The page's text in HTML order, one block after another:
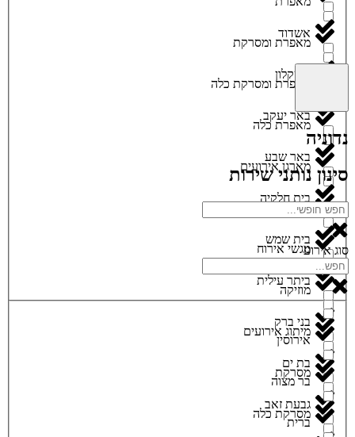
מאפרת ומסרקת
מאפרת ומסרקת כלה
מאפרת כלה
מארגן אירועים
מגנטים
מגשי אירוח
מוזיקה
מיתוג אירועים
מסרקת
מסרקת כלה
אשדוד
אשקלון
באר יעקב
באר שבע
בית חלקיה
בית שמש
ביתר עילית
בני ברק
בת ים
גבעת זאב
נדוניה
סינון נותני שירות
סוג אירוע
אירוסין
בר מצוה
ברית